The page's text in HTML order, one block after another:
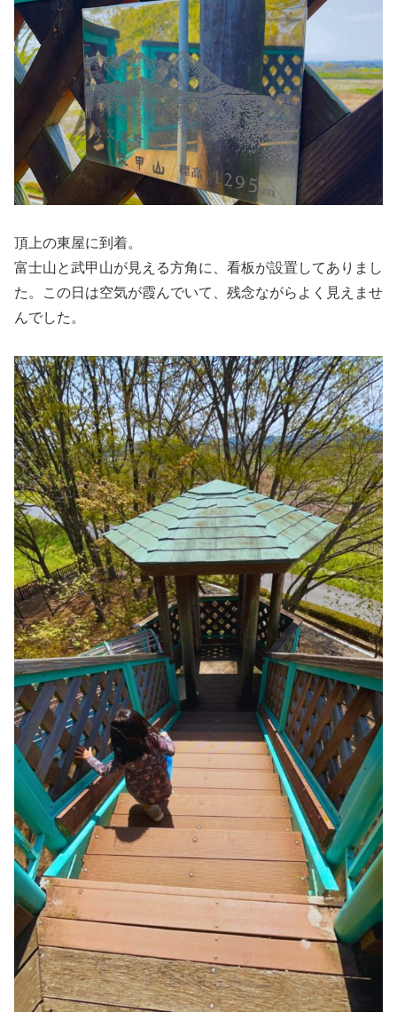
頂上の東屋に到着。
富士山と武甲山が見える方角に、看板が設置してありまし
た。この日は空気が霞んでいて、残念ながらよく見えませ
んでした。